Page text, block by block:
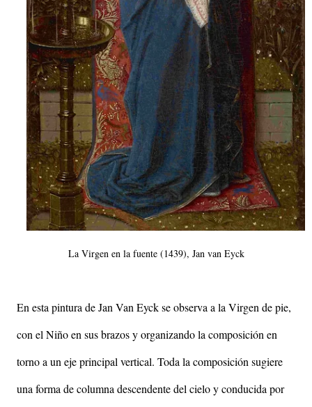
La Virgen en la fuente (1439), Jan van Eyck
En esta pintura de Jan Van Eyck se observa a la Virgen de pie,
con el Niño en sus brazos y organizando la composición en
torno a un eje principal vertical. Toda la composición sugiere
una forma de columna descendente del cielo y conducida por